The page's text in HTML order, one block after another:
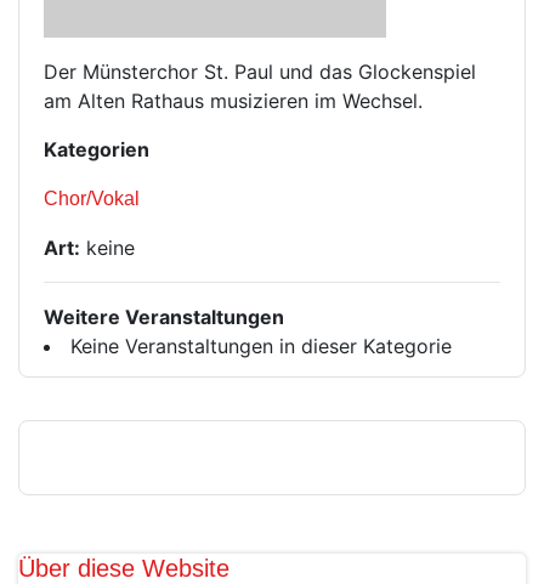
Der Münsterchor St. Paul und das Glockenspiel
am Alten Rathaus musizieren im Wechsel.
Kategorien
Chor/Vokal
Art: keine
Weitere Veranstaltungen
Keine Veranstaltungen in dieser Kategorie
Über diese Website